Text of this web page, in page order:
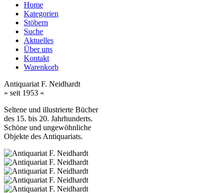
Home
Kategorien
Stöbern
Suche
Aktuelles
Über uns
Kontakt
Warenkorb
Antiquariat F. Neidhardt
» seit 1953 «
Seltene und illustrierte Bücher
des 15. bis 20. Jahrhunderts.
Schöne und ungewöhnliche
Objekte des Antiquariats.